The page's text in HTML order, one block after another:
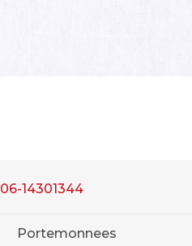
06-14301344
Portemonnees